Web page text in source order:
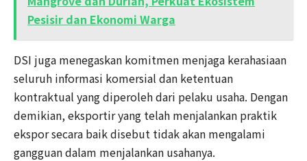
Pesisir dan Ekonomi Warga
DSI juga menegaskan komitmen menjaga kerahasiaan
seluruh informasi komersial dan ketentuan
kontraktual yang diperoleh dari pelaku usaha. Dengan
demikian, eksportir yang telah menjalankan praktik
ekspor secara baik disebut tidak akan mengalami
gangguan dalam menjalankan usahanya.